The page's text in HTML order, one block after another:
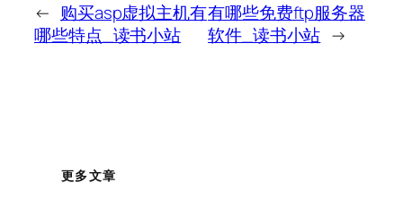
← 购买asp虚拟主机有
哪些特点_读书小站
有哪些免费ftp服务器
软件_读书小站 →
更多文章